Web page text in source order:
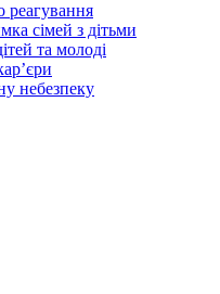
реагування
сімей з дітьми
та молоді
небезпеку